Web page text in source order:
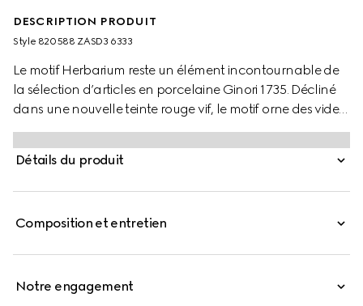
DESCRIPTION PRODUIT
Style ‎820588 ZASD3 6333
Le motif Herbarium reste un élément incontournable de
la sélection d’articles en porcelaine Ginori 1735. Décliné
dans une nouvelle teinte rouge vif, le motif orne des vide-
poches, des mugs et des photophores, apportant une
touche unique à votre décoration intérieure.
Détails du produit
Composition et entretien
Notre engagement